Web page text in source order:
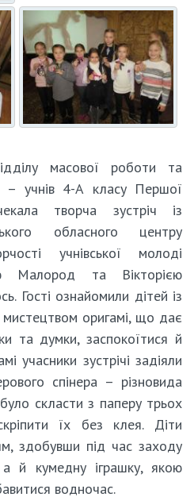
масової роботи та
– учнів 4-А класу Першої
творча зустріч із
обласного центру
учнівської молоді
Малород та Вікторією
Гості ознайомили дітей із
оригамі, що дає
та думки, заспокоїтися й
учасники зустрічі задіяли
спінера – різновида
скласти з паперу трьох
їх без клея. Діти
здобувши під час заходу
й кумедну іграшку, якою
водночас.